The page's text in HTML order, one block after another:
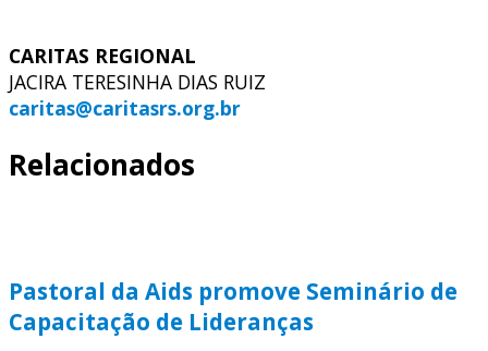
CARITAS REGIONAL
JACIRA TERESINHA DIAS RUIZ
caritas@caritasrs.org.br
Relacionados
Pastoral da Aids promove Seminário de
Capacitação de Lideranças